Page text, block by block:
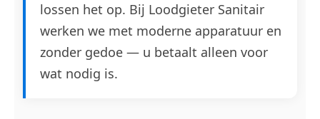
lossen het op. Bij Loodgieter Sanitair
werken we met moderne apparatuur en
zonder gedoe — u betaalt alleen voor
wat nodig is.